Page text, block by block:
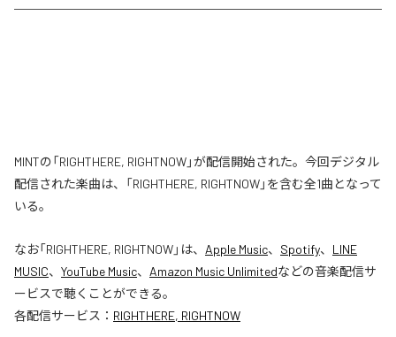
MINTの「RIGHTHERE, RIGHTNOW」が配信開始された。今回デジタル
配信された楽曲は、「RIGHTHERE, RIGHTNOW」を含む全1曲となって
いる。
なお「RIGHTHERE, RIGHTNOW」は、 Apple Music、 Spotify、 LINE
MUSIC、 YouTube Music、 Amazon Music Unlimitedなどの音楽配信サ
ービスで聴くことができる。
各配信サービス： RIGHTHERE, RIGHTNOW